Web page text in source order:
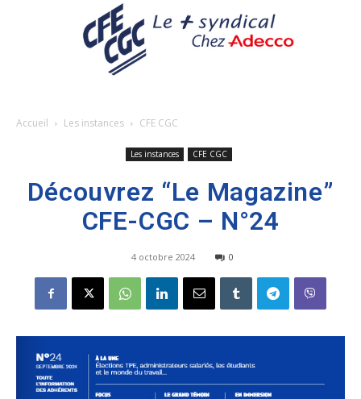
Accueil Les instances CFE CGC
Les instances CFE CGC
Découvrez “Le Magazine”
CFE-CGC – N°24
4 octobre 2024 0